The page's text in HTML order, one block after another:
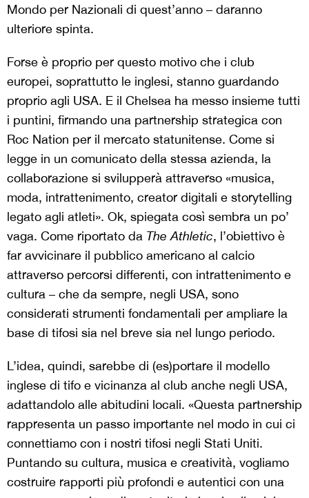
Mondo per Nazionali di quest’anno – daranno
ulteriore spinta.
Forse è proprio per questo motivo che i club
europei, soprattutto le inglesi, stanno guardando
proprio agli USA. E il Chelsea ha messo insieme tutti
i puntini, firmando una partnership strategica con
Roc Nation per il mercato statunitense. Come si
legge in un comunicato della stessa azienda, la
collaborazione si svilupperà attraverso «musica,
moda, intrattenimento, creator digitali e storytelling
legato agli atleti». Ok, spiegata così sembra un po’
vaga. Come riportato da The Athletic, l’obiettivo è
far avvicinare il pubblico americano al calcio
attraverso percorsi differenti, con intrattenimento e
cultura – che da sempre, negli USA, sono
considerati strumenti fondamentali per ampliare la
base di tifosi sia nel breve sia nel lungo periodo.
L’idea, quindi, sarebbe di (es)portare il modello
inglese di tifo e vicinanza al club anche negli USA,
adattandolo alle abitudini locali. «Questa partnership
rappresenta un passo importante nel modo in cui ci
connettiamo con i nostri tifosi negli Stati Uniti.
Puntando su cultura, musica e creatività, vogliamo
costruire rapporti più profondi e autentici con una